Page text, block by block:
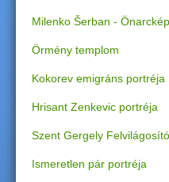
e
n
l
e
Milenko Šerban - Önarckép
Örmény templom
Kokorev emigráns portréja
Hrisant Zenkevic portréja
Szent Gergely Felvilágosító
Ismeretlen pár portréja